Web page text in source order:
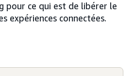
pour ce qui est de libérer le
expériences connectées.